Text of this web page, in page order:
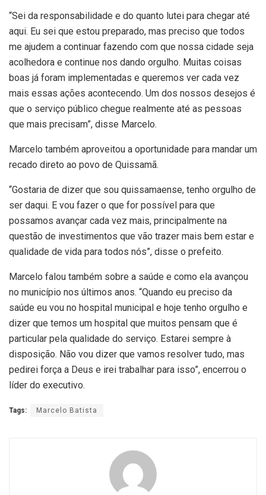
“Sei da responsabilidade e do quanto lutei para chegar até
aqui. Eu sei que estou preparado, mas preciso que todos
me ajudem a continuar fazendo com que nossa cidade seja
acolhedora e continue nos dando orgulho. Muitas coisas
boas já foram implementadas e queremos ver cada vez
mais essas ações acontecendo. Um dos nossos desejos é
que o serviço público chegue realmente até as pessoas
que mais precisam”, disse Marcelo.
Marcelo também aproveitou a oportunidade para mandar um
recado direto ao povo de Quissamã.
“Gostaria de dizer que sou quissamaense, tenho orgulho de
ser daqui. E vou fazer o que for possível para que
possamos avançar cada vez mais, principalmente na
questão de investimentos que vão trazer mais bem estar e
qualidade de vida para todos nós”, disse o prefeito.
Marcelo falou também sobre a saúde e como ela avançou
no município nos últimos anos. “Quando eu preciso da
saúde eu vou no hospital municipal e hoje tenho orgulho e
dizer que temos um hospital que muitos pensam que é
particular pela qualidade do serviço. Estarei sempre à
disposição. Não vou dizer que vamos resolver tudo, mas
pedirei força a Deus e irei trabalhar para isso”, encerrou o
líder do executivo.
Tags: Marcelo Batista